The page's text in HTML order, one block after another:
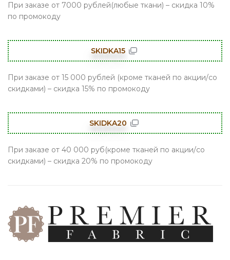
При заказе от 7000 рублей(любые ткани) – скидка 10%
по промокоду
SKIDKA15
При заказе от 15 000 рублей (кроме тканей по акции/со
скидками) – скидка 15% по промокоду
SKIDKA20
При заказе от 40 000 руб(кроме тканей по акции/со
скидками) – скидка 20% по промокоду